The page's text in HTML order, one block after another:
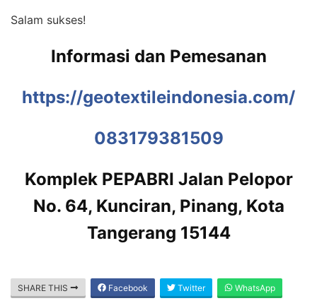
Salam sukses!
Informasi dan Pemesanan
https://geotextileindonesia.com/
083179381509
Komplek PEPABRI Jalan Pelopor
No. 64, Kunciran, Pinang, Kota
Tangerang 15144
SHARE THIS Facebook Twitter WhatsApp